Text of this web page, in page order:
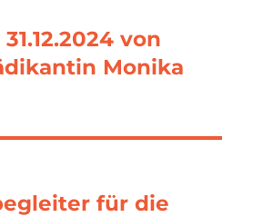
von
Monika
für die